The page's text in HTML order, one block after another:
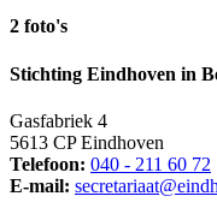
2 foto's
Stichting Eindhoven in
Gasfabriek 4
5613 CP Eindhoven
Telefoon: 040 - 211 60 72
E-mail: